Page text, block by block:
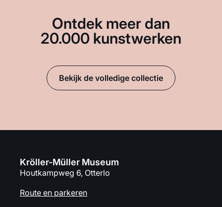
Ontdek meer dan
20.000 kunstwerken
Bekijk de volledige collectie
Kröller-Müller Museum
Houtkampweg 6, Otterlo
Route en parkeren